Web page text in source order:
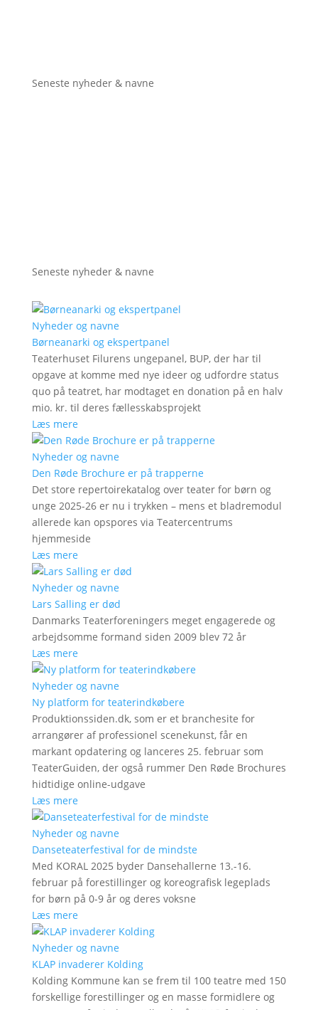
Seneste nyheder & navne
Seneste nyheder & navne
Nyheder og navne
Børneanarki og ekspertpanel
Teaterhuset Filurens ungepanel, BUP, der har til
opgave at komme med nye ideer og udfordre status
quo på teatret, har modtaget en donation på en halv
mio. kr. til deres fællesskabsprojekt
Læs mere
Nyheder og navne
Den Røde Brochure er på trapperne
Det store repertoirekatalog over teater for børn og
unge 2025-26 er nu i trykken – mens et bladremodul
allerede kan opspores via Teatercentrums
hjemmeside
Læs mere
Nyheder og navne
Lars Salling er død
Danmarks Teaterforeningers meget engagerede og
arbejdsomme formand siden 2009 blev 72 år
Læs mere
Nyheder og navne
Ny platform for teaterindkøbere
Produktionssiden.dk, som er et branchesite for
arrangører af professionel scenekunst, får en
markant opdatering og lanceres 25. februar som
TeaterGuiden, der også rummer Den Røde Brochures
hidtidige online-udgave
Læs mere
Nyheder og navne
Danseteaterfestival for de mindste
Med KORAL 2025 byder Dansehallerne 13.-16.
februar på forestillinger og koreografisk legeplads
for børn på 0-9 år og deres voksne
Læs mere
Nyheder og navne
KLAP invaderer Kolding
Kolding Kommune kan se frem til 100 teatre med 150
forskellige forestillinger og en masse formidlere og